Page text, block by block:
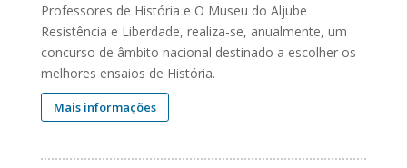
Professores de História e O Museu do Aljube
Resistência e Liberdade, realiza-se, anualmente, um
concurso de âmbito nacional destinado a escolher os
melhores ensaios de História.
Mais informações